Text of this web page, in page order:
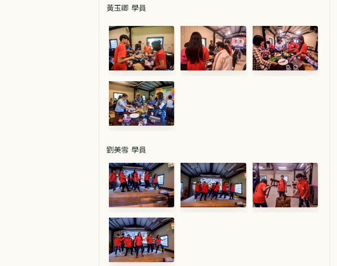
黃玉卿 學員
劉美雪 學員